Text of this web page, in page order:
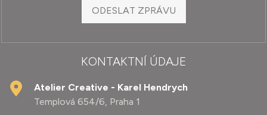
ODESLAT ZPRÁVU
KONTAKTNÍ ÚDAJE
Atelier Creative - Karel Hendrych
Templová 654/6, Praha 1